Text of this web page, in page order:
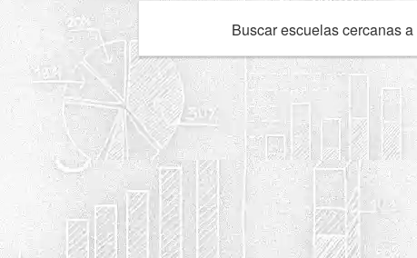
Buscar escuelas cercanas